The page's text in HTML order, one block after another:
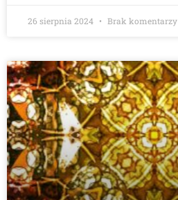
26 sierpnia 2024 Brak komentarzy